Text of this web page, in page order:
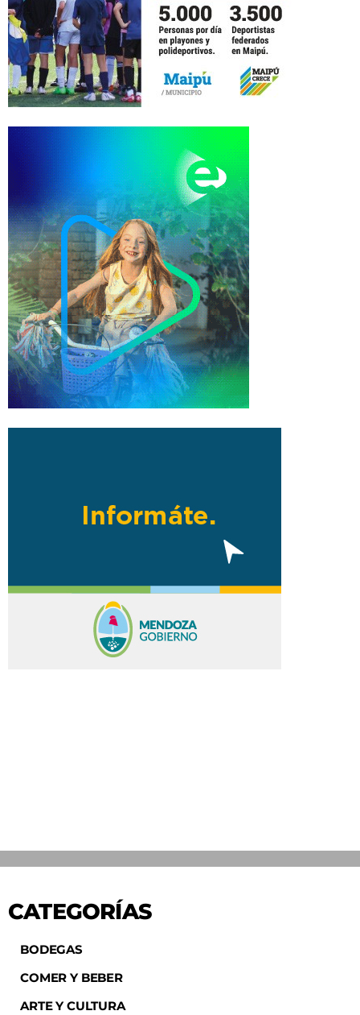
CATEGORÍAS
BODEGAS
COMER Y BEBER
ARTE Y CULTURA